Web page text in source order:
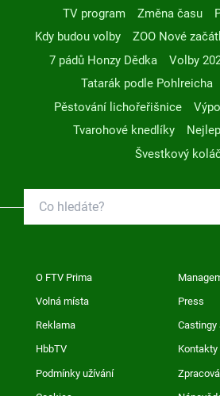
TV program
Změna času
Kdy budou volby
ZOO Nové
7 pádů Honzy Dědka
Volby
Tatarák podle Pohlreicha
Pěstování lichořeřišnice
Tvarohové knedlíky
Švestkový
O FTV Prima
Volná místa Press
Reklama Castingy
HbbTV Kontakty
Podmínky užívání